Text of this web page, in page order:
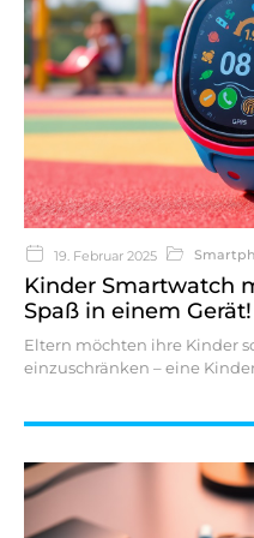
19. Februar 2025
Kinder Smartwatch
Spaß in einem Gerät!
Eltern möchten ihre Kinder
einzuschränken – eine